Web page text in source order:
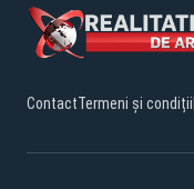
ContactTermeni și condiții